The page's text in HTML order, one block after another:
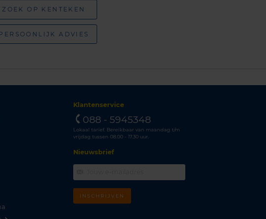
ZOEK OP KENTEKEN
ADVIES
Klantenservice
088 - 5945348
Lokaal tarief. Bereikbaar van maandag t/m
vrijdag tussen 08.00 - 17.30 uur.
Nieuwsbrief
INSCHRIJVEN